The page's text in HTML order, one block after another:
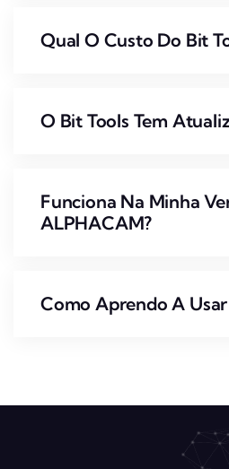
Qual O Custo Do Bit
O Bit Tools Tem
Funciona Na Minha
ALPHACAM?
Como Aprendo A Usar